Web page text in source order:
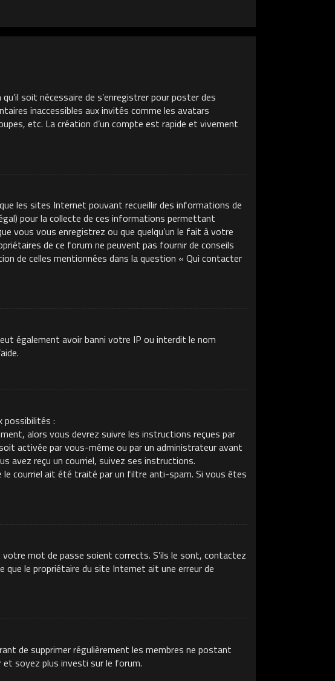
soit nécessaire de s’enregistrer pour poster des
inaccessibles aux invités comme les avatars
etc. La création d’un compte est rapide et vivement
les sites Internet pouvant recueillir des informations de
pour la collecte de ces informations permettant
vous vous enregistrez ou que quelqu’un le fait à votre
de ce forum ne peuvent pas fournir de conseils
de celles mentionnées dans la question « Qui contacter
également avoir banni votre IP ou interdit le nom
possibilités :
alors vous devrez suivre les instructions reçues par
activée par vous-même ou par un administrateur avant
avez reçu un courriel, suivez ses instructions.
le courriel ait été traité par un filtre anti-spam. Si vous êtes
mot de passe soient corrects. S’ils le sont, contactez
le propriétaire du site Internet ait une erreur de
de supprimer régulièrement les membres ne postant
et soyez plus investi sur le forum.